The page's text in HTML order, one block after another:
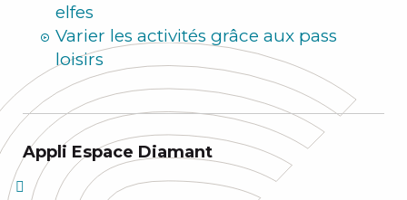
elfes
Varier les activités grâce aux pass
loisirs
Appli Espace Diamant